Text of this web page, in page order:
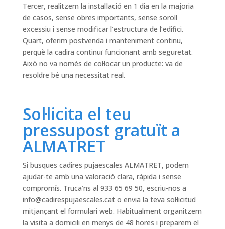
Tercer, realitzem la instal·lació en 1 dia en la majoria
de casos, sense obres importants, sense soroll
excessiu i sense modificar l’estructura de l’edifici.
Quart, oferim postvenda i manteniment continu,
perquè la cadira continuï funcionant amb seguretat.
Això no va només de col·locar un producte: va de
resoldre bé una necessitat real.
Sol·licita el teu
pressupost gratuït a
ALMATRET
Si busques cadires pujaescales ALMATRET, podem
ajudar-te amb una valoració clara, ràpida i sense
compromís. Truca’ns al 933 65 69 50, escriu-nos a
info@cadirespujaescales.cato envia la teva sol·licitud
mitjançant el formulari web. Habitualment organitzem
la visita a domicili en menys de 48 hores i preparem el